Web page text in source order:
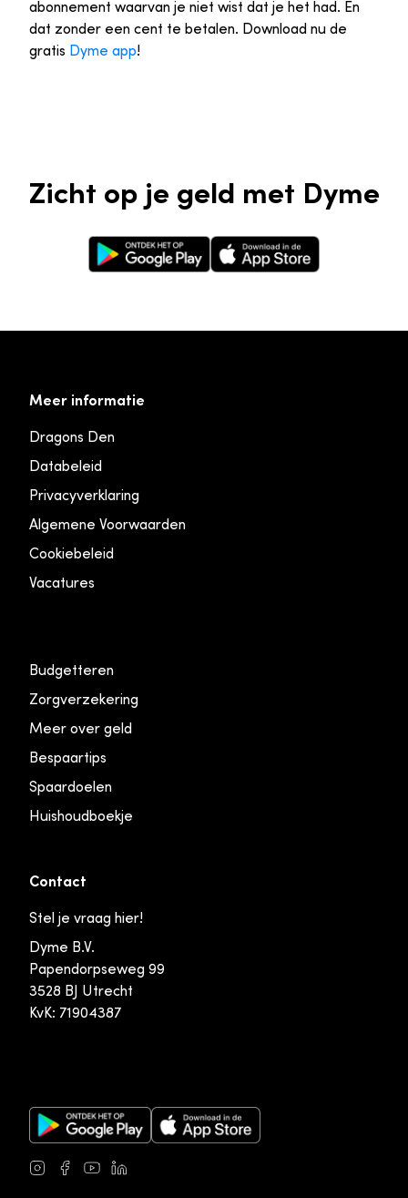
abonnement waarvan je niet wist dat je het had. En
dat zonder een cent te betalen. Download nu de
gratis Dyme app!
Zicht op je geld met Dyme
Google Play StoreApple App Store
Meer informatie
Dragons Den
Databeleid
Privacyverklaring
Algemene Voorwaarden
Cookiebeleid
Vacatures
Budgetteren
Zorgverzekering
Meer over geld
Bespaartips
Spaardoelen
Huishoudboekje
Contact
Stel je vraag hier!
Dyme B.V.
Papendorpseweg 99
3528 BJ Utrecht
KvK: 71904387
Google Play Store Apple App Store
Instagram
Facebook
YoutubeLinkedIn